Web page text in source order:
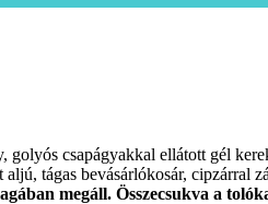
csapágyakkal ellátott gél
tágas bevásárlókosár,
megáll. Összecsukva a